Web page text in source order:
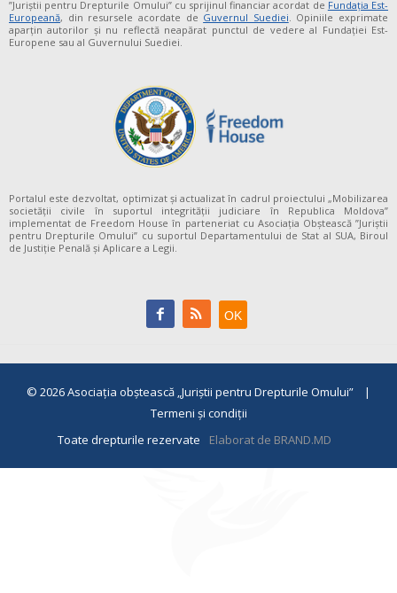
”Juriștii pentru Drepturile Omului” cu sprijinul financiar acordat de Fundaţia Est-
Europeană, din resursele acordate de Guvernul Suediei . Opiniile exprimate
aparţin autorilor şi nu reflectă neapărat punctul de vedere al Fundației Est-
Europene sau al Guvernului Suediei.
Portalul este dezvoltat, optimizat și actualizat în cadrul proiectului „Mobilizarea
societății civile în suportul integrității judiciare în Republica Moldova”
implementat de Freedom House în parteneriat cu Asociația Obștească ”Juriștii
pentru Drepturile Omului” cu suportul Departamentului de Stat al SUA, Biroul
de Justiție Penală și Aplicare a Legii.
© 2026Asociaţia obştească „Juriştii pentru Drepturile Omului” |
Termeni și condiții
Toate drepturile rezervate
Elaborat de BRAND.MD